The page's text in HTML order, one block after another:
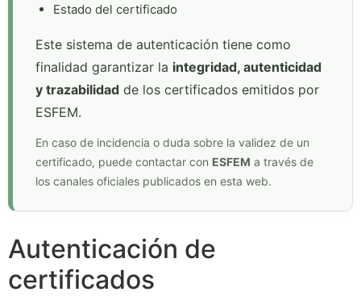
Estado del certificado
Este sistema de autenticación tiene como
finalidad garantizar la integridad, autenticidad
y trazabilidad de los certificados emitidos por
ESFEM.
En caso de incidencia o duda sobre la validez de un
certificado, puede contactar con ESFEM a través de
los canales oficiales publicados en esta web.
Autenticación de
certificados